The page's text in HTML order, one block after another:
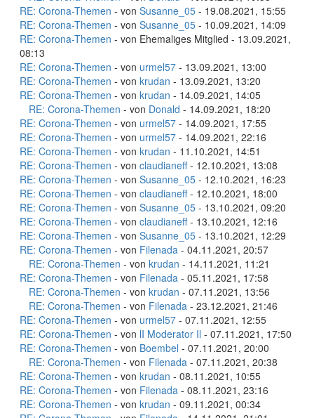
RE: Corona-Themen - von Susanne_05 - 19.08.2021, 15:55
RE: Corona-Themen - von Susanne_05 - 10.09.2021, 14:09
RE: Corona-Themen - von Ehemaliges Mitglied - 13.09.2021,
08:13
RE: Corona-Themen - von urmel57 - 13.09.2021, 13:00
RE: Corona-Themen - von krudan - 13.09.2021, 13:20
RE: Corona-Themen - von krudan - 14.09.2021, 14:05
RE: Corona-Themen - von Donald - 14.09.2021, 18:20
RE: Corona-Themen - von urmel57 - 14.09.2021, 17:55
RE: Corona-Themen - von urmel57 - 14.09.2021, 22:16
RE: Corona-Themen - von krudan - 11.10.2021, 14:51
RE: Corona-Themen - von claudianeff- 12.10.2021, 13:08
RE: Corona-Themen - von Susanne_05 - 12.10.2021, 16:23
RE: Corona-Themen - von claudianeff- 12.10.2021, 18:00
RE: Corona-Themen - von Susanne_05 - 13.10.2021, 09:20
RE: Corona-Themen - von claudianeff- 13.10.2021, 12:16
RE: Corona-Themen - von Susanne_05 - 13.10.2021, 12:29
RE: Corona-Themen - von Filenada - 04.11.2021, 20:57
RE: Corona-Themen - von krudan - 14.11.2021, 11:21
RE: Corona-Themen - von Filenada - 05.11.2021, 17:58
RE: Corona-Themen - von krudan - 07.11.2021, 13:56
RE: Corona-Themen - von Filenada - 23.12.2021, 21:46
RE: Corona-Themen - von urmel57 - 07.11.2021, 12:55
RE: Corona-Themen - von lI Moderator Il - 07.11.2021, 17:50
RE: Corona-Themen - von Boembel - 07.11.2021, 20:00
RE: Corona-Themen - von Filenada - 07.11.2021, 20:38
RE: Corona-Themen - von krudan - 08.11.2021, 10:55
RE: Corona-Themen - von Filenada - 08.11.2021, 23:16
RE: Corona-Themen - von krudan - 09.11.2021, 00:34